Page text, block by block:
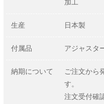
加工
生産 日本製
付属品 アジャスタ
納期について
ご注文から
す。
注文受付確